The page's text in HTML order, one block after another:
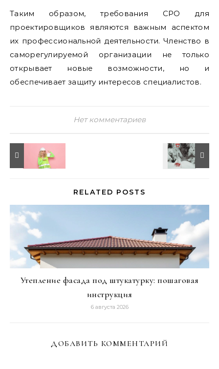
Таким образом, требования СРО для
проектировщиков являются важным аспектом
их профессиональной деятельности. Членство в
саморегулируемой организации не только
открывает новые возможности, но и
обеспечивает защиту интересов специалистов.
Нет комментариев
RELATED POSTS
Утепление фасада под штукатурку: пошаговая
инструкция
6 августа 2026
ДОБАВИТЬ КОММЕНТАРИЙ